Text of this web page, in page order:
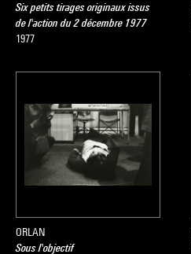
Six petits tirages originaux issus
de l'action du 2 décembre 1977
1977
ORLAN
Sous l'objectif